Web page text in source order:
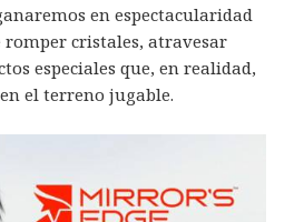
en espectacularidad
romper cristales, atravesar
especiales que, en realidad,
el terreno jugable.